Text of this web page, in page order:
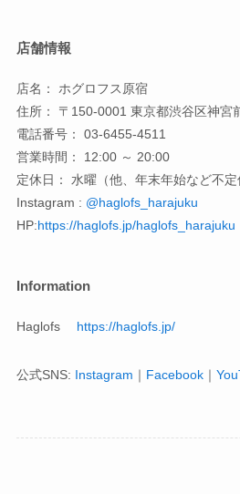
店舗情報
店名： ホグロフス原宿
住所： 〒150-0001 東京都渋谷区神宮
電話番号： 03-6455-4511
営業時間： 12:00 ～ 20:00
定休日： 水曜（他、年末年始など不定
Instagram : @haglofs_harajuku
HP:https://haglofs.jp/haglofs_harajuku
Information
Haglofs https://haglofs.jp/
公式SNS: Instagram ｜ Facebook｜